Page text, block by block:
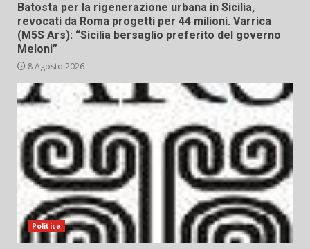
Batosta per la rigenerazione urbana in Sicilia,
revocati da Roma progetti per 44 milioni. Varrica
(M5S Ars): “Sicilia bersaglio preferito del governo
Meloni”
8 Agosto 2026
Politica